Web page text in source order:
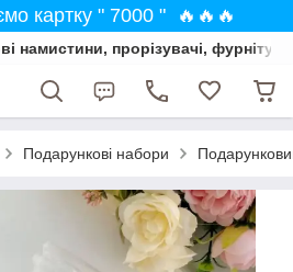
картку " 7000 " 🔥🔥🔥
намистини, прорізувачі,
Подарункові набори